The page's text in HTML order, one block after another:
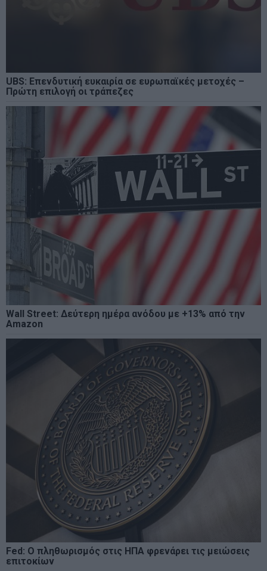
UBS: Επενδυτική ευκαιρία σε ευρωπαϊκές μετοχές –
Πρώτη επιλογή οι τράπεζες
Wall Street: Δεύτερη ημέρα ανόδου με +13% από την
Amazon
Fed: Ο πληθωρισμός στις ΗΠΑ φρενάρει τις μειώσεις
επιτοκίων